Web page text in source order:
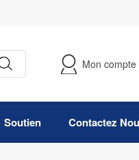
Mon compte
Soutien Contactez